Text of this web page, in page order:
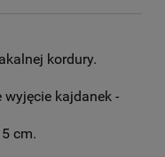
kordury.
kajdanek -
cm.